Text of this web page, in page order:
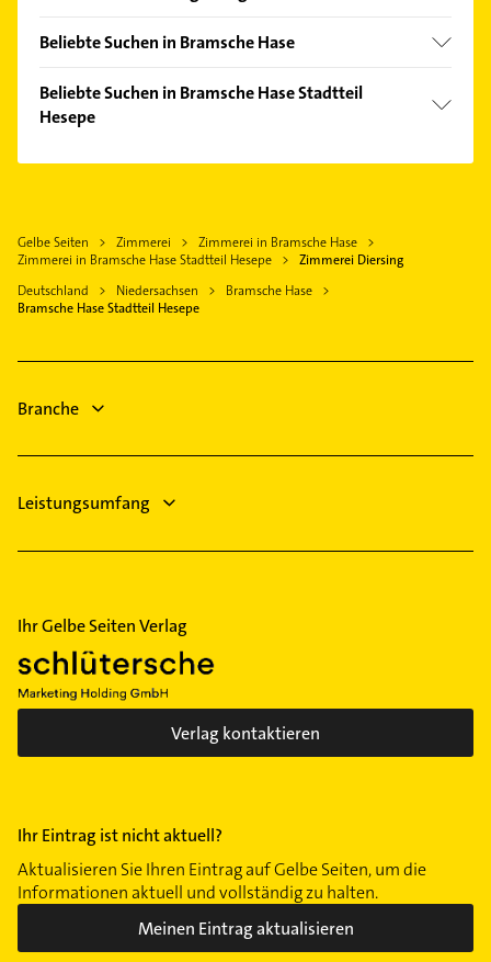
Engter
Evinghausen
Kalkriese
Lappenstuhl
Schleptrup
Ueffeln
Neuenkirchen bei Bramsche
Damme Dümmer
Mettingen Westfalen
Ibbenbüren
Beliebte Suchen in Bramsche Hase
Schreiner
Dachdecker
Allgemeinarzt
Arzt
Immobilien
Rechtsanwalt
Beliebte Suchen in Bramsche Hase Stadtteil
Hesepe
Bauunternehmen
Gelbe Seiten Zimmerei
Zimmerei in Bramsche Hase
Zimmerei in Bramsche Hase Stadtteil Hesepe
Zimmerei Diersing
Deutschland
Niedersachsen
Bramsche Hase
Bramsche Hase Stadtteil Hesepe
Branche
Leistungsumfang
Ihr Gelbe Seiten Verlag
Verlag kontaktieren
Ihr Eintrag ist nicht aktuell?
Aktualisieren Sie Ihren Eintrag auf Gelbe Seiten, um die
Informationen aktuell und vollständig zu halten.
Meinen Eintrag aktualisieren